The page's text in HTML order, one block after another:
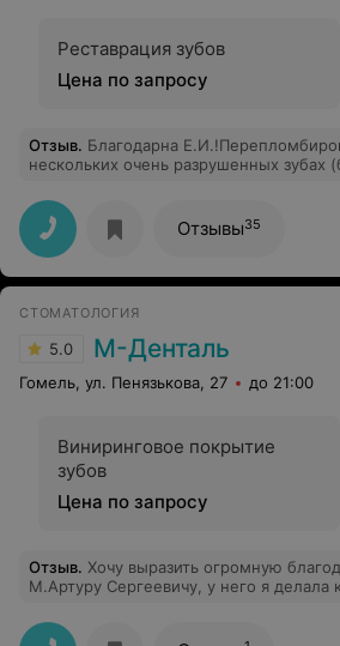
Реставрация зубов
Цена по запросу
Отзыв. Благодарна
нескольких очень разрушенных зубах
других клиниках хотели удалить.
Отзывы35
СТОМАТОЛОГИЯ
5.0 М-Денталь
Гомель, ул. Пенязькова, 27 до 21:00
Виниринговое покрытие
зубов
Цена по запросу
Отзыв. Хочу выразить огромную
М.Артуру Сергеевичу, у него я делала
внимательный! Очень довольна новыми